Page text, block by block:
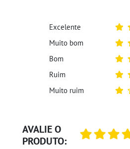
AVALIE O
PRODUTO:
Excelente
Muito bom
Bom
Ruim
Muito ruim